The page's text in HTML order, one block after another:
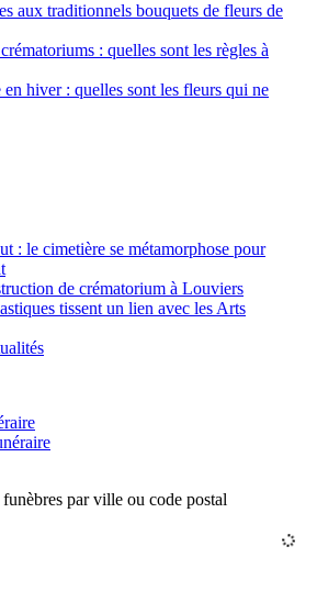
aux traditionnels bouquets de fleurs de
: quelles sont les règles à
hiver : quelles sont les fleurs qui ne
: le cimetière se métamorphose pour
de crématorium à Louviers
tissent un lien avec les Arts
par ville ou code postal